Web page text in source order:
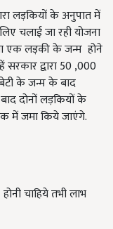
लड़कियों के अनुपात में
चलाई जा रही योजना
एक लड़की के जन्म होने
सरकार द्वारा 50,000
के जन्म के बाद
दोनों लड़कियों के
में जमा किये जाएंगे.
चाहिये तभी लाभ